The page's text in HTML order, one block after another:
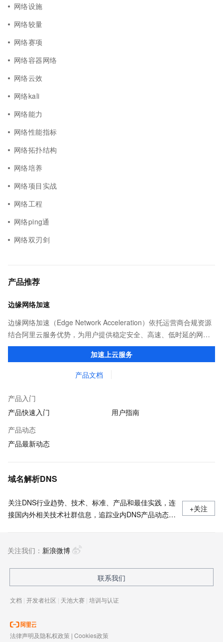
网络设施
网络较量
网络赛项
网络容器网络
网络云效
网络kali
网络能力
网络性能指标
网络拓扑结构
网络培养
网络项目实战
网络工程
网络ping通
网络双刃剑
产品推荐
边缘网络加速
边缘网络加速（Edge Network Acceleration）依托运营商合规资源
结合阿里云服务优势，为用户提供稳定安全、高速、低时延的网络
传输，解决客户不同站点的连接、组网、数据安全传输、业务质量
加速上云服务
产品文档
产品入门
产品快速入门
用户指南
产品动态
产品最新动态
域名解析DNS
关注DNS行业趋势、技术、标准、产品和最佳实践，连
接国内外相关技术社群信息，追踪业内DNS产品动态，
+关注
关注我们： 新浪微博
联系我们
文档 | 开发者社区 | 天池大赛 | 培训与认证
法律声明及隐私权政策 | Cookies政策